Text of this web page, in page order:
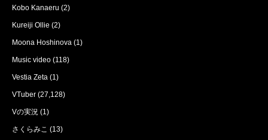
Kobo Kanaeru (2)
Kureiji Ollie (2)
Moona Hoshinova (1)
Music video (118)
Vestia Zeta (1)
VTuber (27,128)
Vの実況 (1)
さくらみこ (13)